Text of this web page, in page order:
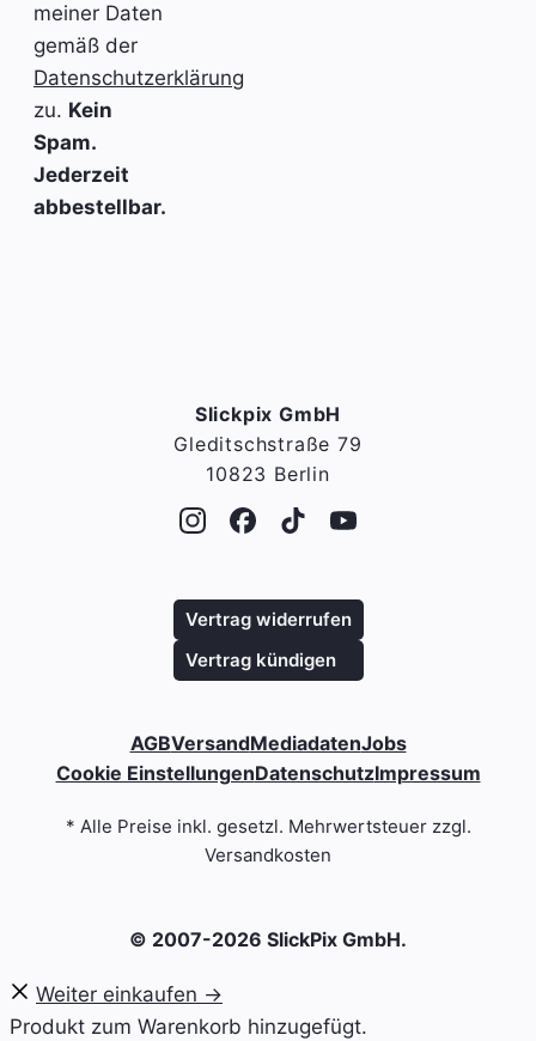
meiner Daten
gemäß der
Datenschutzerklärung
zu. Kein
Spam.
Jederzeit
abbestellbar.
Slickpix GmbH
Gleditschstraße 79
10823 Berlin
© 2007-2026 SlickPix GmbH.
AGBVersandMediadatenJobs
Cookie EinstellungenDatenschutzImpressum
Vertrag widerrufen
Vertrag kündigen
* Alle Preise inkl. gesetzl. Mehrwertsteuer zzgl.
Versandkosten
Weiter einkaufen →
Produkt zum Warenkorb hinzugefügt.